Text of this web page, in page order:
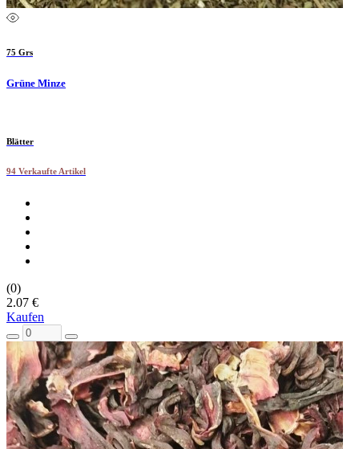
75 Grs
Grüne Minze
Blätter
94 Verkaufte Artikel
(0)
2.07 €
Kaufen